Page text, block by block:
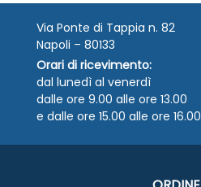
Via Ponte di Tappia n. 82
Napoli – 80133
Orari di ricevimento:
dal lunedì al venerdì
dalle ore 9.00 alle ore 13.00
e dalle ore 15.00 alle ore 16.00